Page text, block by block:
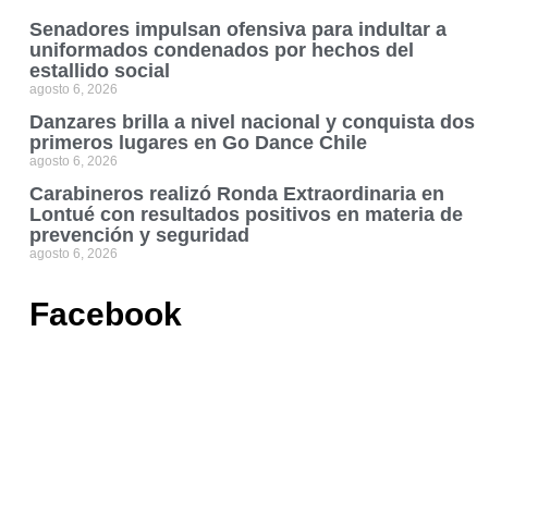
Senadores impulsan ofensiva para indultar a
uniformados condenados por hechos del
estallido social
agosto 6, 2026
Danzares brilla a nivel nacional y conquista dos
primeros lugares en Go Dance Chile
agosto 6, 2026
Carabineros realizó Ronda Extraordinaria en
Lontué con resultados positivos en materia de
prevención y seguridad
agosto 6, 2026
Facebook